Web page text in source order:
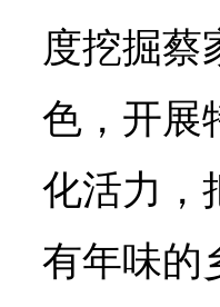
度挖掘蔡
色，开展
化活力，
有年味的